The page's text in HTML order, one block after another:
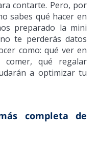
contarte. Pero, por
sabes qué hacer en
preparado la mini
te perderás datos
como: qué ver en
comer, qué regalar
a optimizar tu
completa de